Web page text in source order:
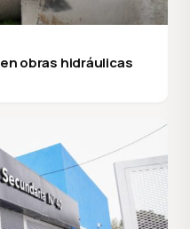
obras hidráulicas